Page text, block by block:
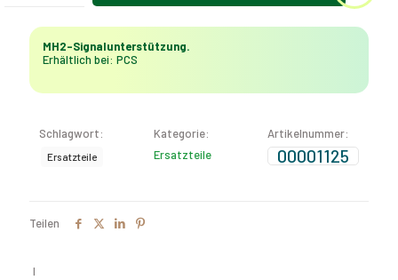
MH2-Signalunterstützung.
Erhältlich bei: PCS
Schlagwort:
Ersatzteile
Kategorie:
Ersatzteile
Artikelnummer:
00001125
Teilen
I